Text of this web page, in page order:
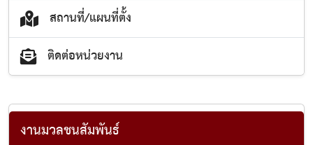
สถานที่/แผนที่ตั้ง
ติดต่อหน่วยงาน
งานมวลชนสัมพันธ์